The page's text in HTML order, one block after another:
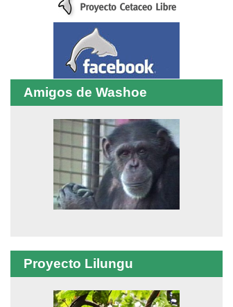
Amigos de Washoe
Proyecto Lilungu